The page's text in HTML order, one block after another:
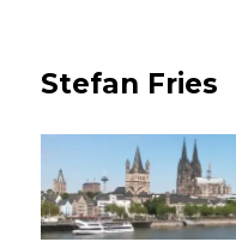
Stefan Fries